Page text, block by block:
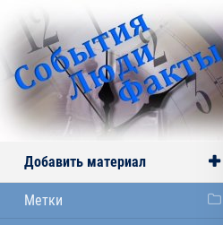
Добавить материал
Метки